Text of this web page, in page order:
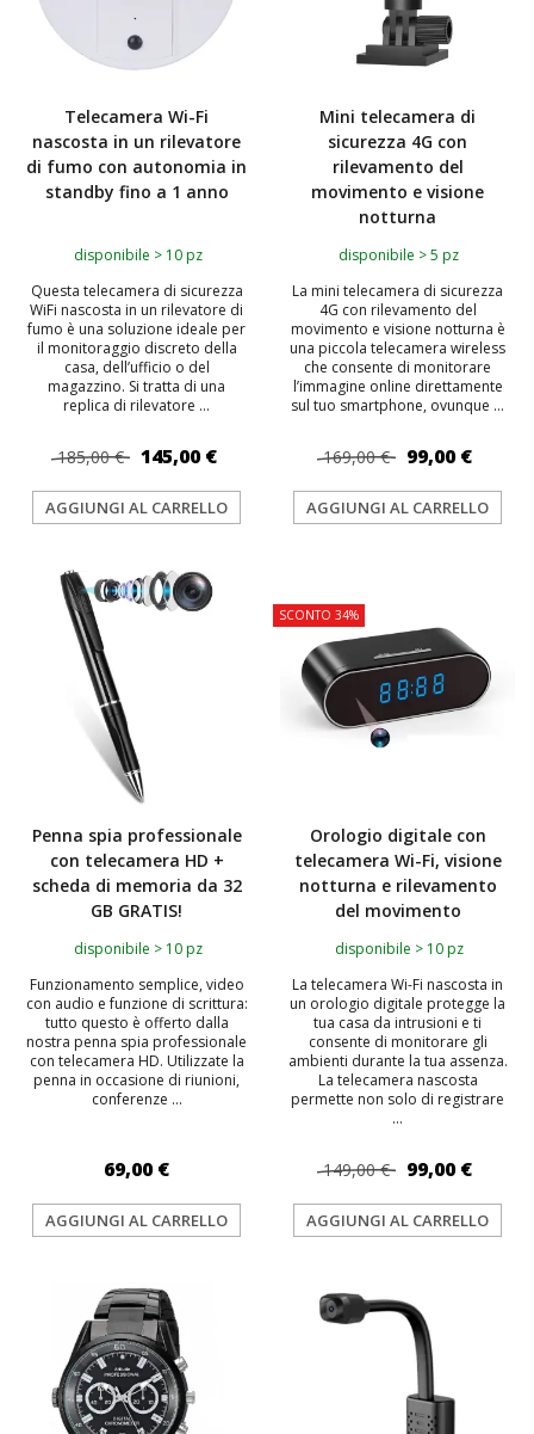
Telecamera Wi-Fi
nascosta in un rilevatore
di fumo con autonomia in
standby fino a 1 anno
disponibile > 10 pz
Questa telecamera di sicurezza
WiFi nascosta in un rilevatore di
fumo è una soluzione ideale per
il monitoraggio discreto della
casa, dell’ufficio o del
magazzino. Si tratta di una
replica di rilevatore ...
185,00 € 145,00 €
AGGIUNGI AL CARRELLO
Mini telecamera di
sicurezza 4G con
rilevamento del
movimento e visione
notturna
disponibile > 5 pz
La mini telecamera di sicurezza
4G con rilevamento del
movimento e visione notturna è
una piccola telecamera wireless
che consente di monitorare
l’immagine online direttamente
sul tuo smartphone, ovunque ...
169,00 € 99,00 €
AGGIUNGI AL CARRELLO
Penna spia professionale
con telecamera HD +
scheda di memoria da 32
GB GRATIS!
disponibile > 10 pz
Funzionamento semplice, video
con audio e funzione di scrittura:
tutto questo è offerto dalla
nostra penna spia professionale
con telecamera HD. Utilizzate la
penna in occasione di riunioni,
conferenze ...
69,00 €
AGGIUNGI AL CARRELLO
SCONTO 34%
Orologio digitale con
telecamera Wi-Fi, visione
notturna e rilevamento
del movimento
disponibile > 10 pz
La telecamera Wi-Fi nascosta in
un orologio digitale protegge la
tua casa da intrusioni e ti
consente di monitorare gli
ambienti durante la tua assenza.
La telecamera nascosta
permette non solo di registrare
...
149,00 € 99,00 €
AGGIUNGI AL CARRELLO